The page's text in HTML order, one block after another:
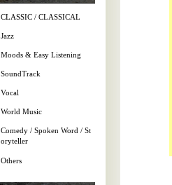
CLASSIC / CLASSICAL
Jazz
Moods & Easy Listening
SoundTrack
Vocal
World Music
Comedy / Spoken Word / St
oryteller
Others